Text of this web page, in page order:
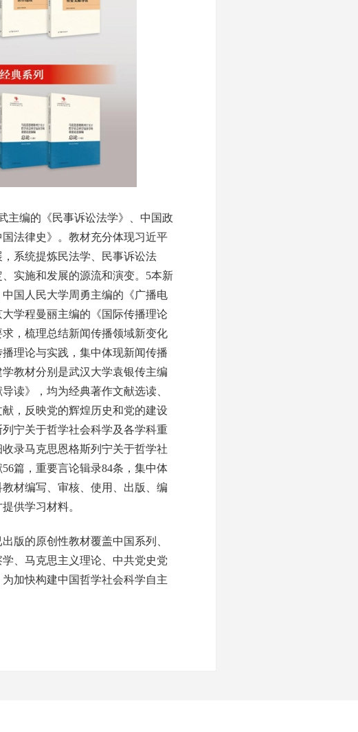
编的《民事诉讼法学》、中国政
法律史》。教材充分体现习近平
系统提炼民法学、民事诉讼法
实施和发展的源流和演变。5本新
国人民大学周勇主编的《广播电
学程曼丽主编的《国际传播理论
，梳理总结新闻传播领域新变化
理论与实践，集中体现新闻传播
教材分别是武汉大学袁银传主编
读》，均为经典著作文献选读、
，反映党的辉煌历史和党的建设
宁关于哲学社会科学及各学科重
录马克思恩格斯列宁关于哲学社
篇，重要言论辑录84条，集中体
材编写、审核、使用、出版、编
供学习材料。
的原创性教材覆盖中国系列、
、马克思主义理论、中共党史党
加快构建中国哲学社会科学自主